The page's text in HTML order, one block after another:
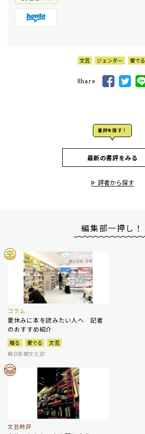
文芸 ジェンダー 愛でる
Share
書評を探す！
最新の書評をみる
評者から探す
編集部一押し！
コラム
夏休みに本を読みたい人へ 記者
のおすすめ紹介
贈る 愛でる
文芸
朝日新聞文化部
文芸時評